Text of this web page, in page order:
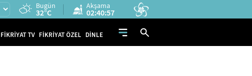
Bugün
32°C
Akşama
02:40:57
FİKRİYAT TV FİKRİYAT ÖZEL DİNLE